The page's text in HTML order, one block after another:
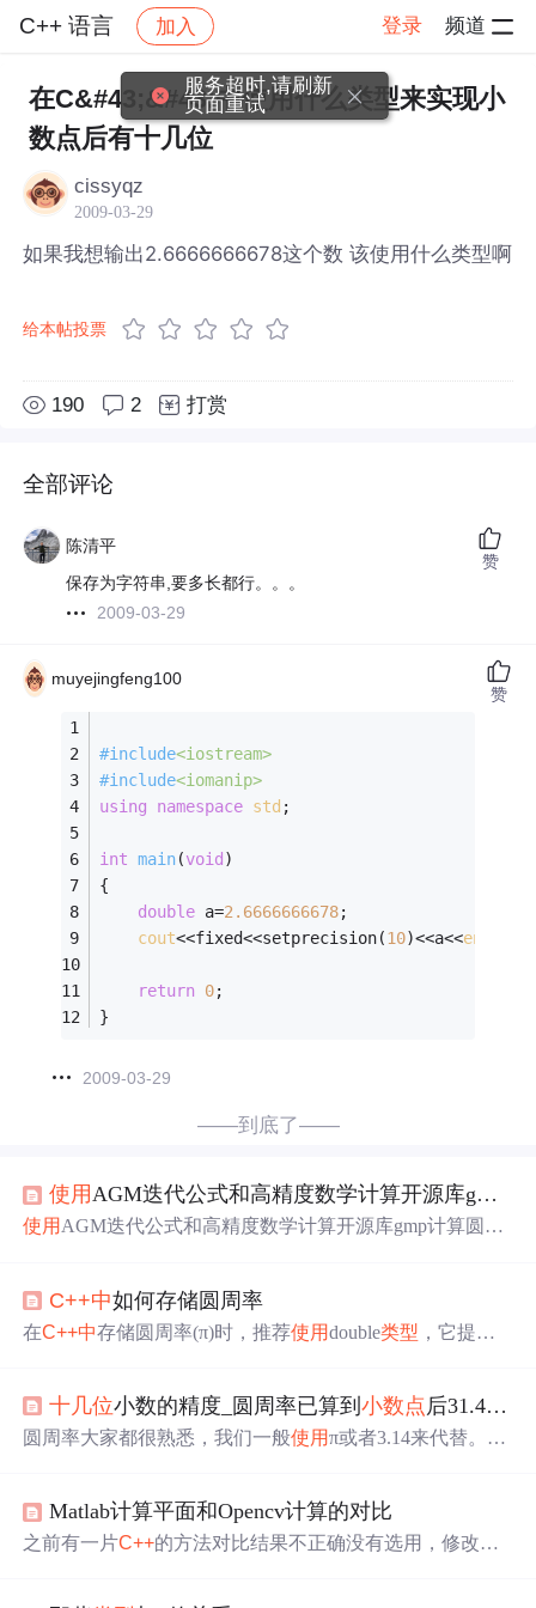
C++ 语言 加入 登录 频道
社区 C++ 语言 帖子详情
在C&#43;&#43;中使用什么类型来实现小
数点后有十几位
cissyqz
2009-03-29
如果我想输出2.6666666678这个数 该使用什么类型啊
给本帖投票
190 2 打赏
全部评论
陈清平
保存为字符串,要多长都行。。。
2009-03-29
赞
muyejingfeng100
#include<iostream>
#include<iomanip>
using
namespace std ;
int main(void )
{
double a=2.6666666678;
cout<<fixed<<setprecision(10)<<a<<endl
return 0;
}
2009-03-29
赞
——到底了——
使用AGM迭代公式和高精度数学计算开源库gmp计算圆周率
使用 AGM迭代公式和高精度数学计算开源库gmp计算圆周
C++中如何存储圆周率
在C++中存储圆周率(π)时，推荐使用double类型 ，它提供
oat(6-7位有效数字)，极高精度需求可使用 long double(18-19
位以上)。实际应用中
，建议将圆周率定义为const double常
准数学库兼容性很好。
十几位小数的精度_圆周率已算到小数点 后31.4万亿位，科学家们为什么还不放弃...
圆周率大家都很熟悉，我们一般使用π或者3.14来代替。在
的大小，误差还不到一个原子的体积。以前的人计算圆周
率，是要探究圆周率是不是循环小数，自从1761年兰伯特
Matlab计算平面和Opencv计算的对比
之前有一片C++的方法对比结果不正确没有选用，修改之
服务超时,请刷新
页面重试